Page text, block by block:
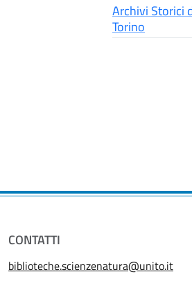
Archivi Storici
Torino
CONTATTI
biblioteche.scienzenatura@unito.it